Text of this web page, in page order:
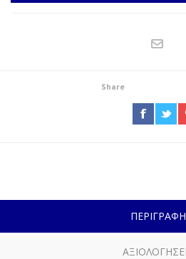
Share
ΠΕΡΙΓΡΑΦΗ